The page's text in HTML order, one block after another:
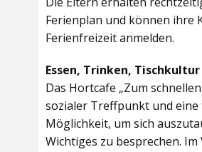
Ferienplan und können ihre
Ferienfreizeit anmelden.
Essen, Trinken, Tischkultur
Das Hortcafe „Zum
sozialer Treffpunkt und eine
Möglichkeit, um sich
Wichtiges zu besprechen.